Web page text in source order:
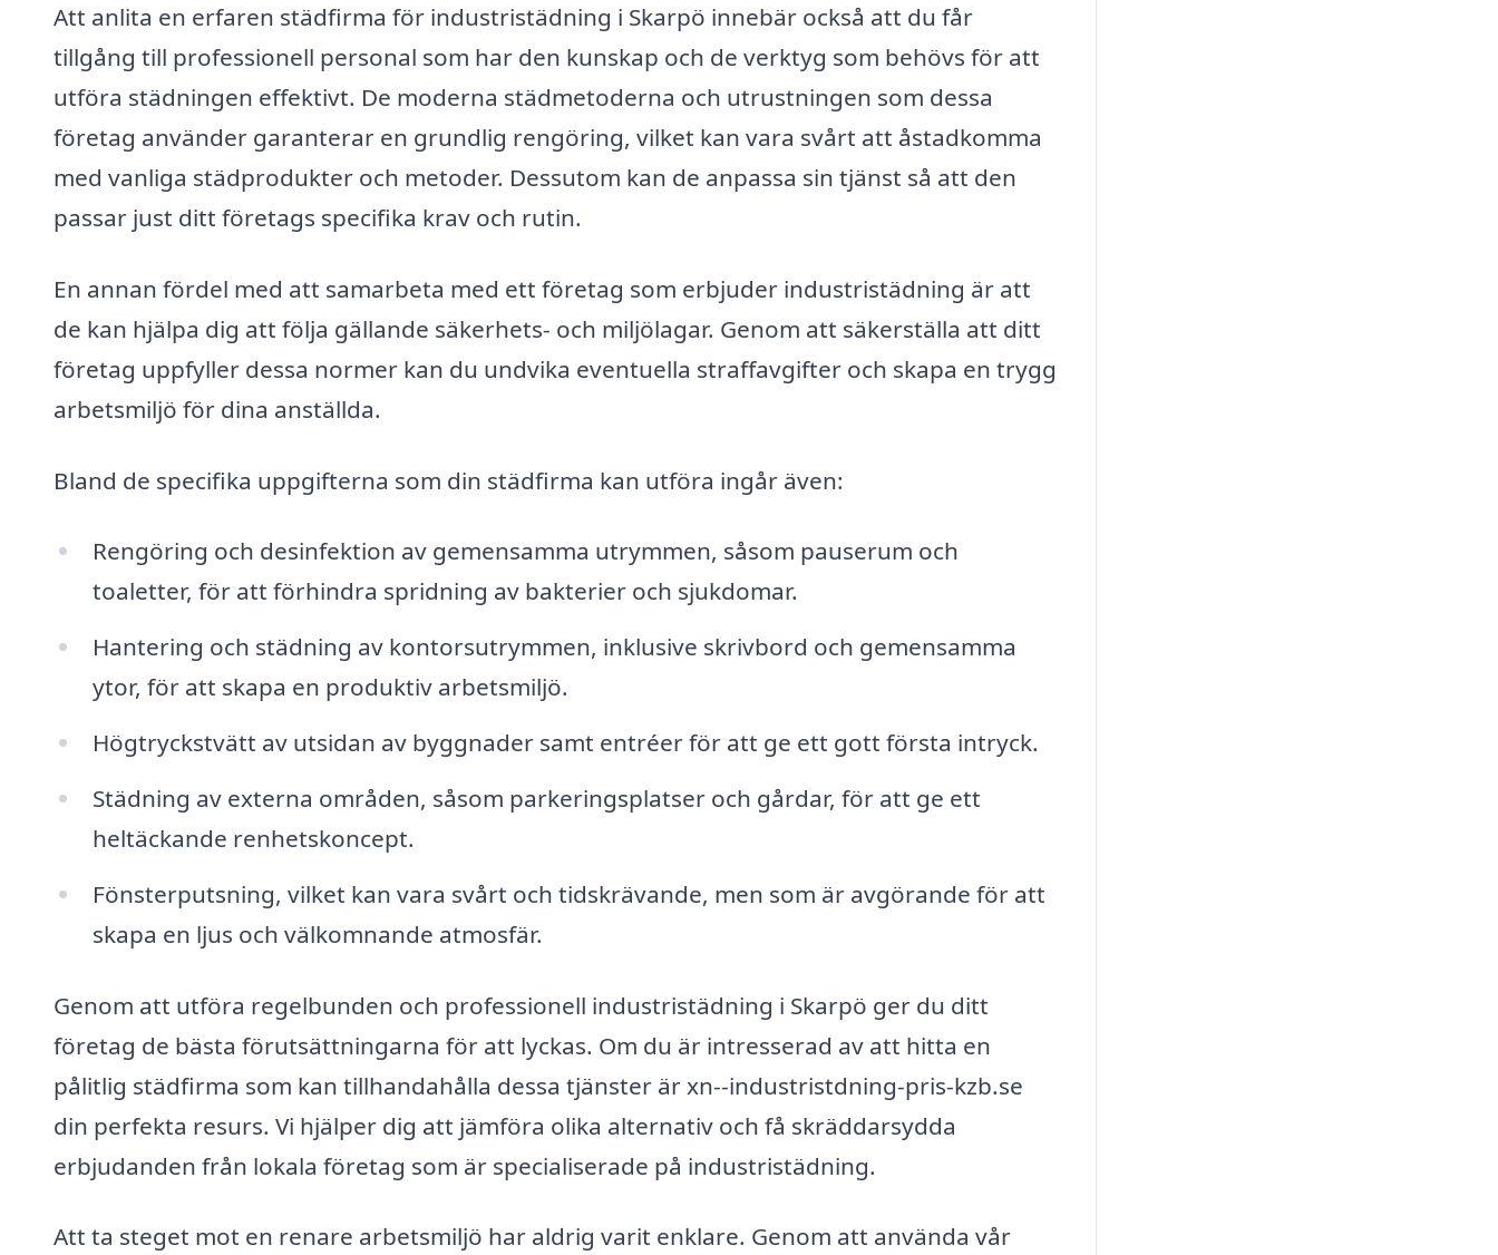
Att anlita en erfaren städfirma för industristädning i Skarpö innebär också att du får
tillgång till professionell personal som har den kunskap och de verktyg som behövs för att
utföra städningen effektivt. De moderna städmetoderna och utrustningen som dessa
företag använder garanterar en grundlig rengöring, vilket kan vara svårt att åstadkomma
med vanliga städprodukter och metoder. Dessutom kan de anpassa sin tjänst så att den
passar just ditt företags specifika krav och rutin.
En annan fördel med att samarbeta med ett företag som erbjuder industristädning är att
de kan hjälpa dig att följa gällande säkerhets- och miljölagar. Genom att säkerställa att ditt
företag uppfyller dessa normer kan du undvika eventuella straffavgifter och skapa en trygg
arbetsmiljö för dina anställda.
Bland de specifika uppgifterna som din städfirma kan utföra ingår även:
Rengöring och desinfektion av gemensamma utrymmen, såsom pauserum och
toaletter, för att förhindra spridning av bakterier och sjukdomar.
Hantering och städning av kontorsutrymmen, inklusive skrivbord och gemensamma
ytor, för att skapa en produktiv arbetsmiljö.
Högtryckstvätt av utsidan av byggnader samt entréer för att ge ett gott första intryck.
Städning av externa områden, såsom parkeringsplatser och gårdar, för att ge ett
heltäckande renhetskoncept.
Fönsterputsning, vilket kan vara svårt och tidskrävande, men som är avgörande för att
skapa en ljus och välkomnande atmosfär.
Genom att utföra regelbunden och professionell industristädning i Skarpö ger du ditt
företag de bästa förutsättningarna för att lyckas. Om du är intresserad av att hitta en
pålitlig städfirma som kan tillhandahålla dessa tjänster är xn--industristdning-pris-kzb.se
din perfekta resurs. Vi hjälper dig att jämföra olika alternativ och få skräddarsydda
erbjudanden från lokala företag som är specialiserade på industristädning.
Att ta steget mot en renare arbetsmiljö har aldrig varit enklare. Genom att använda vår